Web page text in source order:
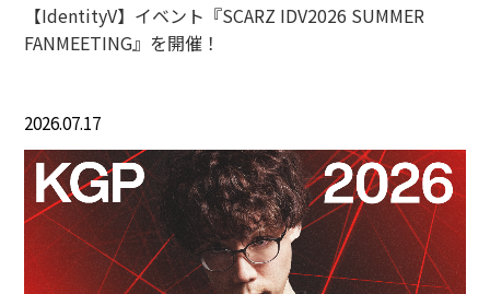
【IdentityV】イベント『SCARZ IDV2026 SUMMER
FANMEETING』を開催！
2026.07.17